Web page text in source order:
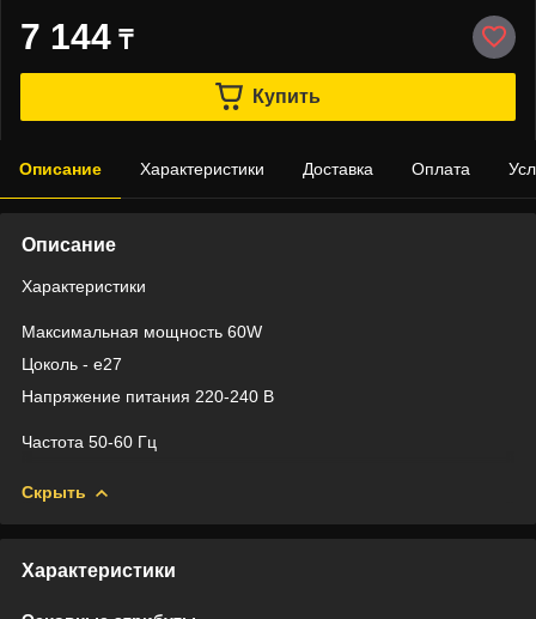
7 144 ₸
Купить
Описание Характеристики Доставка Оплата
Описание
Характеристики
Максимальная мощность 60W
Цоколь - e27
Напряжение питания 220-240 В
Частота 50-60 Гц
Скрыть
Характеристики